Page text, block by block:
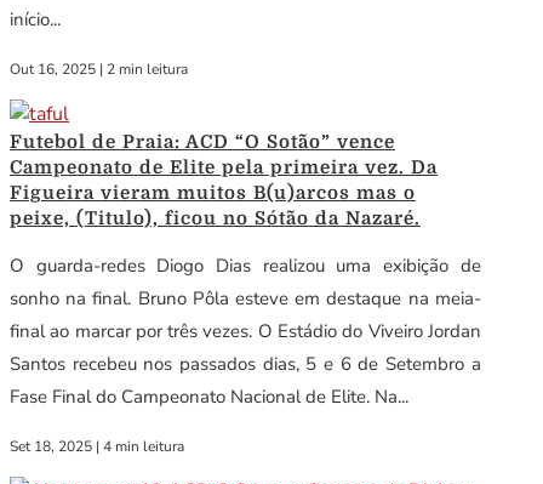
início...
Out 16, 2025 | 2 min leitura
Futebol de Praia: ACD “O Sotão” vence
Campeonato de Elite pela primeira vez. Da
Figueira vieram muitos B(u)arcos mas o
peixe, (Titulo), ficou no Sótão da Nazaré.
O guarda-redes Diogo Dias realizou uma exibição de
sonho na final. Bruno Pôla esteve em destaque na meia-
final ao marcar por três vezes. O Estádio do Viveiro Jordan
Santos recebeu nos passados dias, 5 e 6 de Setembro a
Fase Final do Campeonato Nacional de Elite. Na...
Set 18, 2025 | 4 min leitura